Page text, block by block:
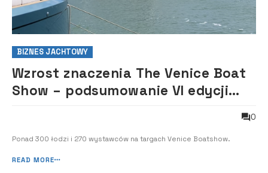
BIZNES JACHTOWY
Wzrost znaczenia The Venice Boat
Show ­– podsumowanie VI edycji
0
Ponad 300 łodzi i 270 wystawców na targach Venice Boatshow.
READ MORE